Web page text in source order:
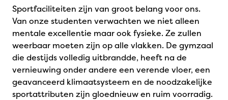
Sportfaciliteiten zijn van groot belang voor ons.
Van onze studenten verwachten we niet alleen
mentale excellentie maar ook fysieke. Ze zullen
weerbaar moeten zijn op alle vlakken. De gymzaal
die destijds volledig uitbrandde, heeft na de
vernieuwing onder andere een verende vloer, een
geavanceerd klimaatsysteem en de noodzakelijke
sportattributen zijn gloednieuw en ruim voorradig.